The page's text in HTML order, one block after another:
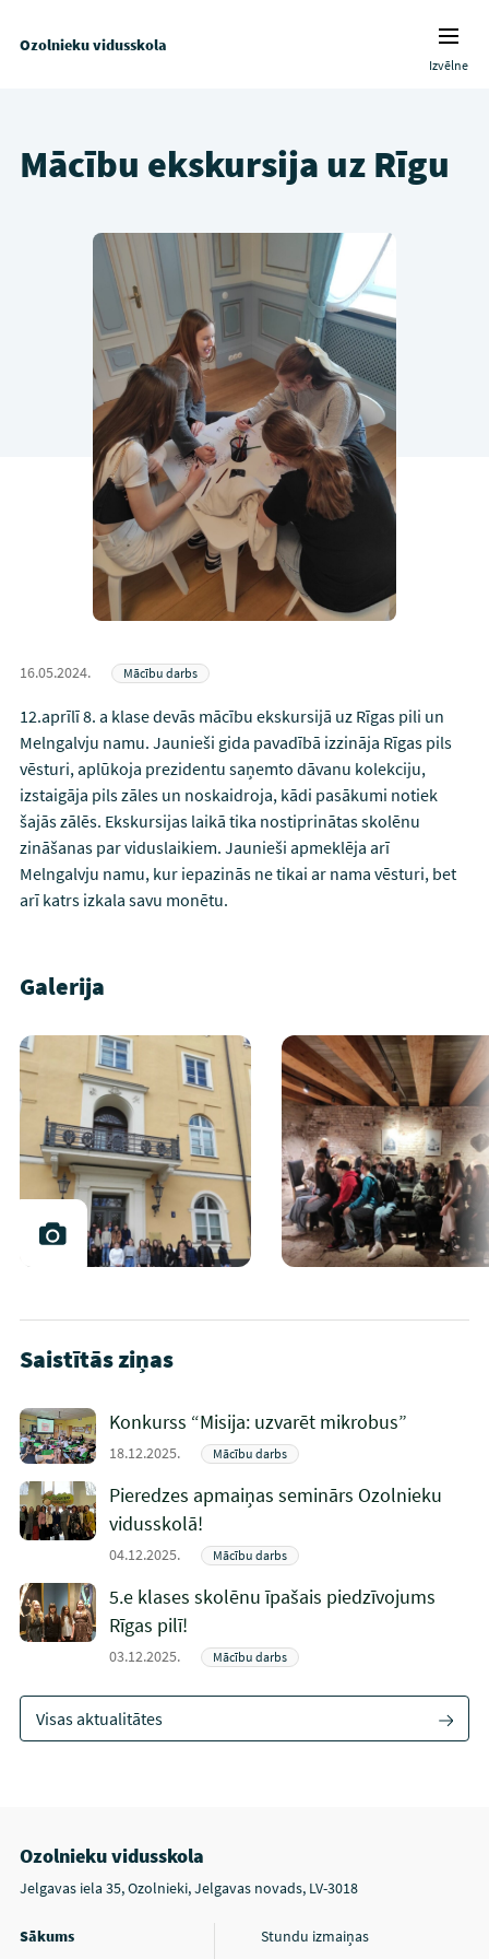
Ozolnieku vidusskola
Izvēlne
Mācību ekskursija uz Rīgu
16.05.2024. Mācību darbs
12.aprīlī 8. a klase devās mācību ekskursijā uz Rīgas pili un
Melngalvju namu. Jaunieši gida pavadībā izzināja Rīgas pils
vēsturi, aplūkoja prezidentu saņemto dāvanu kolekciju,
izstaigāja pils zāles un noskaidroja, kādi pasākumi notiek
šajās zālēs. Ekskursijas laikā tika nostiprinātas skolēnu
zināšanas par viduslaikiem. Jaunieši apmeklēja arī
Melngalvju namu, kur iepazinās ne tikai ar nama vēsturi, bet
arī katrs izkala savu monētu.
Galerija
Saistītās ziņas
Konkurss “Misija: uzvarēt mikrobus”
18.12.2025. Mācību darbs
Pieredzes apmaiņas seminārs Ozolnieku
vidusskolā!
04.12.2025. Mācību darbs
5.e klases skolēnu īpašais piedzīvojums
Rīgas pilī!
03.12.2025. Mācību darbs
Visas aktualitātes
Ozolnieku vidusskola
Jelgavas iela 35, Ozolnieki, Jelgavas novads, LV-3018
Sākums Stundu izmaiņas